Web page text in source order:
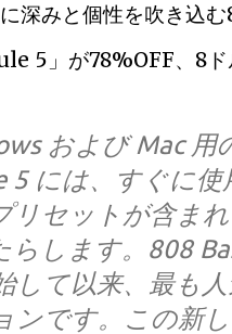
深みと個性を吹き込
」が78%OFF、8ド
および Mac 用
5 には、すぐに使
リセットが含ま
します。808
して以来、最も
です。この新し